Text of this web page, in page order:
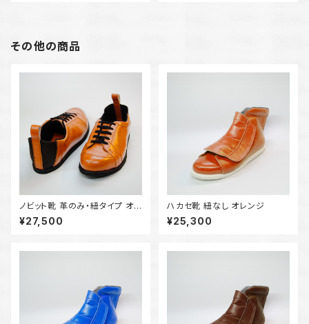
その他の商品
ノビット靴 革のみ・紐タイプ オレ
ンジ
¥27,500
ハカセ靴 紐なし オレンジ
¥25,300